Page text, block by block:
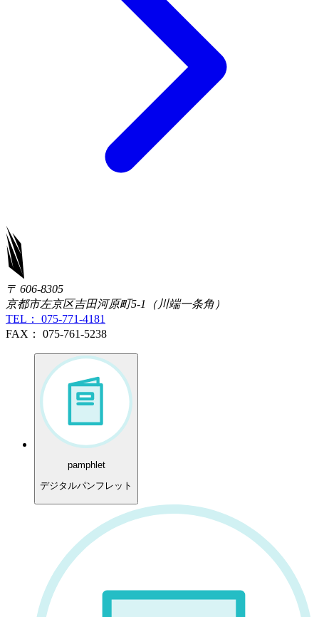
〒 606-8305
京都市左京区吉田河原町5-1（川端一条角）
TEL： 075-771-4181
FAX： 075-761-5238
pamphlet
デジタルパンフレット